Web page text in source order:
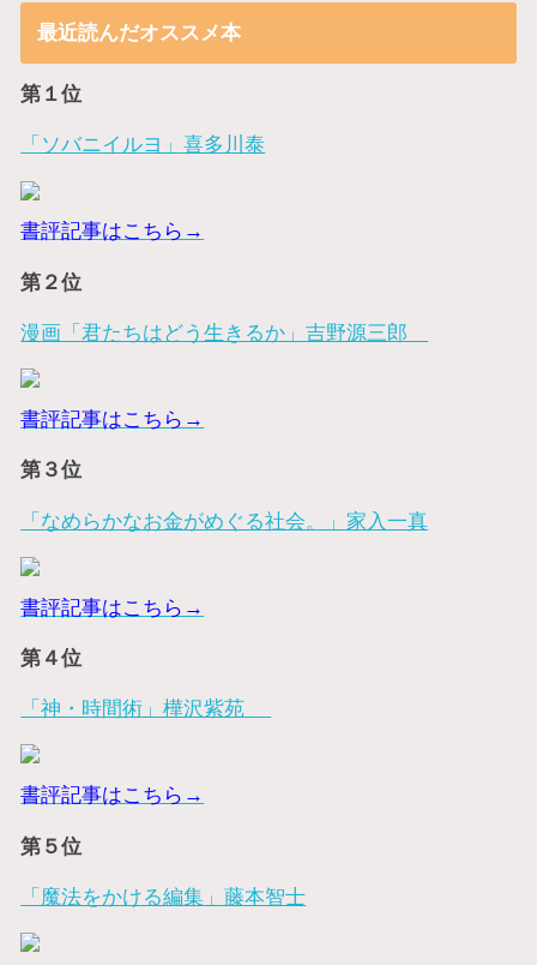
最近読んだオススメ本
第１位
「ソバニイルヨ」喜多川泰
書評記事はこちら→
第２位
漫画「君たちはどう生きるか」吉野源三郎
書評記事はこちら→
第３位
「なめらかなお金がめぐる社会。」家入一真
書評記事はこちら→
第４位
「神・時間術」樺沢紫苑
書評記事はこちら→
第５位
「魔法をかける編集」藤本智士